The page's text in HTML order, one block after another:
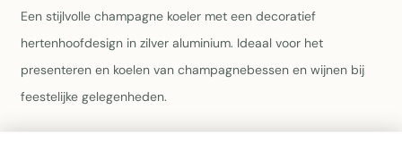
Een stijlvolle champagne koeler met een decoratief
hertenhoofdesign in zilver aluminium. Ideaal voor het
presenteren en koelen van champagnebessen en wijnen bij
feestelijke gelegenheden.